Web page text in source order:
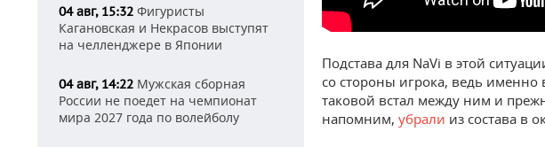
04 авг, 15:32 Фигуристы
Кагановская и Некрасов выступят
на челленджере в Японии
04 авг, 14:22 Мужская сборная
России не поедет на чемпионат
мира 2027 года по волейболу
Подстава для NaVi в этой
со стороны игрока, ведь именно
таковой встал между ним и
напомним, убрали из состава в